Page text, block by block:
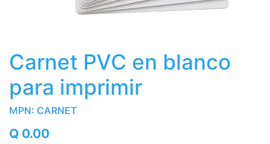
Carnet PVC en blanco
para imprimir
MPN: CARNET
Q 0.00